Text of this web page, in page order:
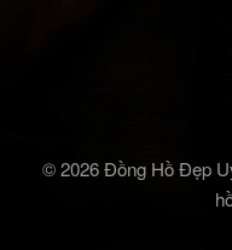
© 2026 Đồng Hồ Đẹp